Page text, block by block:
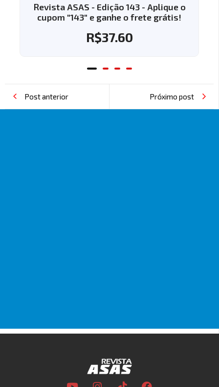
Revista ASAS - Edição 144 - Aplique o
cupom "144" e ganhe o frete grátis!
R$37.60
Post anterior Próximo post